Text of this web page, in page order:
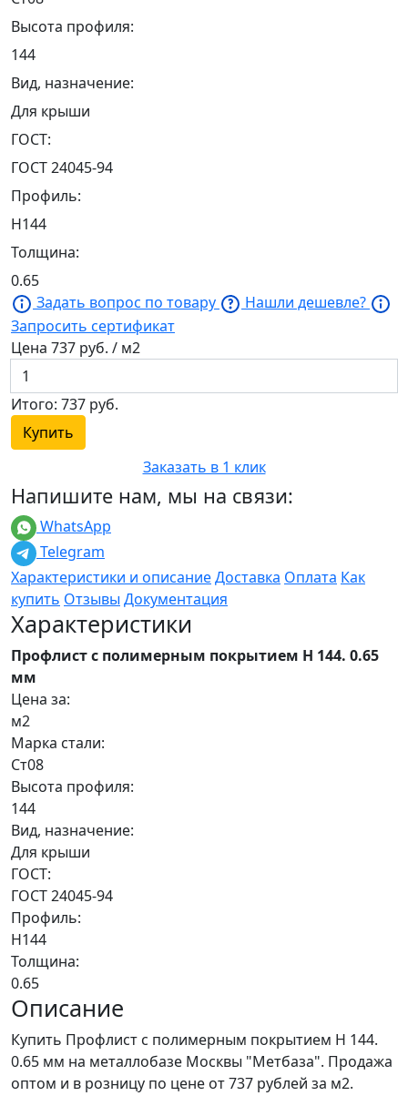
Высота профиля:
144
Вид, назначение:
Для крыши
ГОСТ:
ГОСТ 24045-94
Профиль:
Н144
Толщина:
0.65
Задать вопрос по товару
Нашли дешевле?
Запросить сертификат
Цена 737 руб. / м2
Итого: 737 руб.
Купить
Заказать в 1 клик
Напишите нам, мы на связи:
WhatsApp
Telegram
Характеристики и описаниеДоставка Оплата Как
купить Отзывы Документация
Характеристики
Профлист с полимерным покрытием Н 144. 0.65
мм
Цена за:
м2
Марка стали:
Ст08
Высота профиля:
144
Вид, назначение:
Для крыши
ГОСТ:
ГОСТ 24045-94
Профиль:
Н144
Толщина:
0.65
Описание
Купить Профлист с полимерным покрытием Н 144.
0.65 мм на металлобазе Москвы "Метбаза". Продажа
оптом и в розницу по цене от 737 рублей за м2.